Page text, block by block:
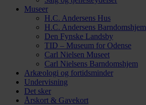
Museer
H.C. Andersens Hus
H.C. Andersens Barndomshjem
Den Fynske Landsby
TID – Museum for Odense
Carl Nielsen Museet
Carl Nielsens Barndomshjem
Arkæologi og fortidsminder
Undervisning
Det sker
Årskort & Gavekort